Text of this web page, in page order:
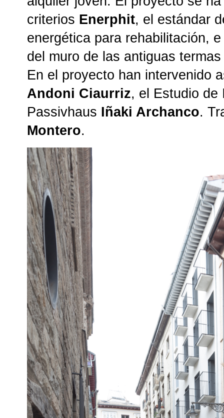
criterios Enerphit, el estándar
energética para rehabilitación,
del muro de las antiguas
En el proyecto han intervenido
Andoni Ciaurriz, el Estudio
Passivhaus Iñaki Archanco.
Montero.